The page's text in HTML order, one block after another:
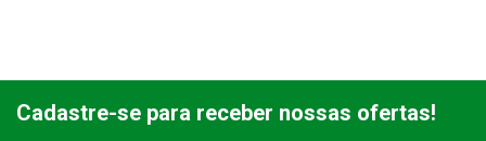
Cadastre-se para receber nossas ofertas!